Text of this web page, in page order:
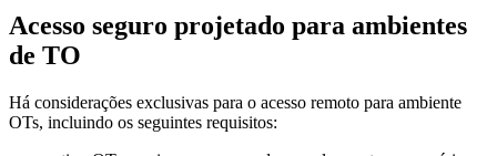
Acesso seguro projetado para ambientes
de TO
Há considerações exclusivas para o acesso remoto para ambiente
OTs, incluindo os seguintes requisitos: